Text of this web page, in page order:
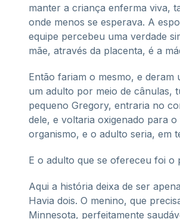
manter a criança enferma viva,
onde menos se esperava. A
equipe percebeu uma verdade
mãe, através da placenta, é a
Então fariam o mesmo, e deram
um adulto por meio de cânulas,
pequeno Gregory, entraria no
dele, e voltaria oxigenado para
organismo, e o adulto seria, em
E o adulto que se ofereceu foi o
Aqui a história deixa de ser
Havia dois. O menino, que
Minnesota, perfeitamente